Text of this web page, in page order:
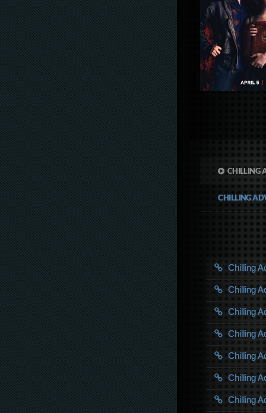
CHILLING
CHILLING
Chilling
Chilling
Chilling
Chilling
Chilling
Chilling
Chilling